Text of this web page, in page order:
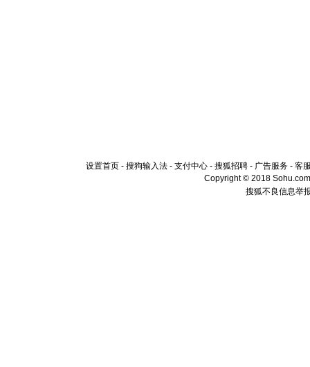
设置首页 - 搜狗输入法 - 支付中心 - 搜狐招聘 - 广告服务 - 客
Copyright © 2018
搜狐不良信息举